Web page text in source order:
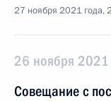
27 ноября 2021 года,
26 ноября 2021
Совещание с